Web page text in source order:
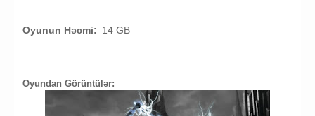
Oyunun Həcmi: 14 GB
Oyundan Görüntülər: